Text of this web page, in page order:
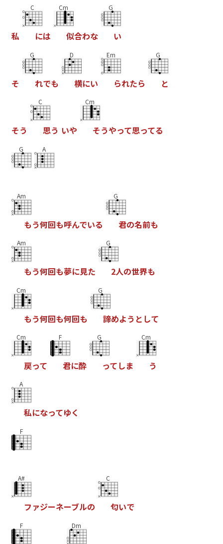
私
C
には
Cm
似合わな
G
い
そ
G
れでも
D
横にい
Em
られたら
G
と
そう
C
思う いや
Cm
そうやって思ってる
G A
Am
もう何回も呼んでいる
G
君の名前も
Am
もう何回も夢に見た
G
2人の世界も
Cm
もう何回も何回も
G
諦めよう と して
Cm
戻って
F
君に酔
G
ってしま
Cm
う
A
私になってゆく
F
A#
フ ァジーネーブルの
C
匂いで
F Dm